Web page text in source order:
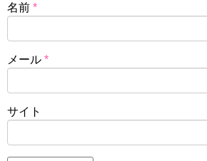
名前 *
メール *
サイト